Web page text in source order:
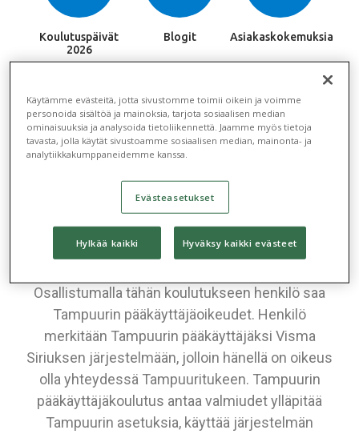
Koulutuspäivät
2026
Blogit Asiakaskokemuksia
Tampuuri
pääkäyttäjäkoulutus
Tampuurin pääkäyttäjäkoulutus soveltuu niin
uusille pääkäyttäjille kuin pääkäyttäjäoikeudet jo
omaaville henkilöille, joilla on tarve päivittää
osaamistaan.
Osallistumalla tähän koulutukseen henkilö saa
Tampuurin pääkäyttäjäoikeudet. Henkilö
merkitään Tampuurin pääkäyttäjäksi Visma
Siriuksen järjestelmään, jolloin hänellä on oikeus
olla yhteydessä Tampuuritukeen. Tampuurin
pääkäyttäjäkoulutus antaa valmiudet ylläpitää
Tampuurin asetuksia, käyttää järjestelmän
Käytämme evästeitä, jotta sivustomme toimii oikein ja voimme
personoida sisältöä ja mainoksia, tarjota sosiaalisen median
ominaisuuksia ja analysoida tietoliikennettä. Jaamme myös tietoja
tavasta, jolla käytät sivustoamme sosiaalisen median, mainonta- ja
analytiikkakumppaneidemme kanssa.
Evästeasetukset
Hylkää kaikki Hyväksy kaikki evästeet